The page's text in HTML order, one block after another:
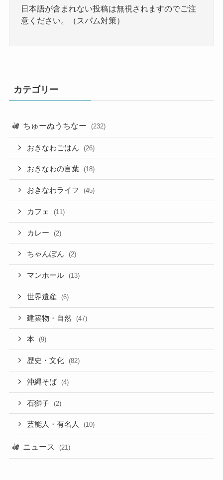
日本語が含まれない投稿は無視されますのでご注
意ください。（スパム対策）
カテゴリー
ちゅーぬうちなー (232)
おきなわごはん (26)
おきなわの言葉 (18)
おきなわライフ (45)
カフェ (11)
カレー (2)
ちゃんぽん (2)
マンホール (13)
世界遺産 (6)
建築物・自然 (47)
本 (9)
歴史・文化 (82)
沖縄そば (4)
石獅子 (2)
芸能人・有名人 (10)
ニュース (21)